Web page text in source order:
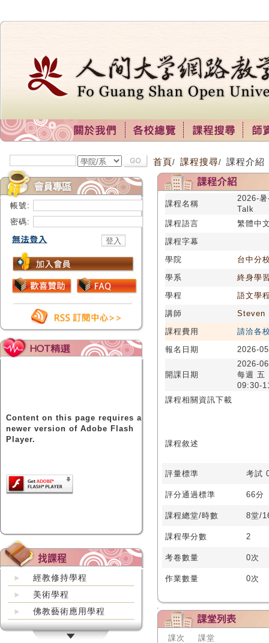
帳號:
密碼:
Content on this page requires a
newer version of Adobe Flash
Player.
經教修持學程
美術學程
佛教藝術應用學程
首頁/ 課程搜尋/ 課程介紹
課程名稱
2026-
Talk
課程語言
繁體中
課程字幕
學院
台中分
學系
終身學
學程
語文學
講師
Steven
課程費用
請洽各
報名日期
2026-
開課日期
2026-
每週 五
09:30-
課程相關資訊下載
課程敘述
評量標準 考試
評分通過標準 66分
課程總堂/時數 8堂/
課程學分數 2
考卷數量 0次
作業數量 0次
課次 課堂